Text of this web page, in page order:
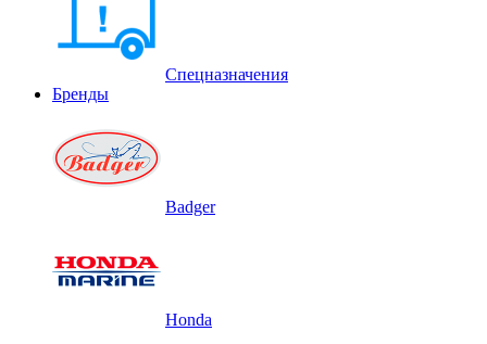
Спецназначения
Бренды
Badger
Honda